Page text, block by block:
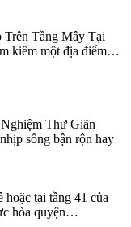
Tầng Mây Tại
kiếm một địa điểm…
Thư Giãn
sống bận rộn hay
tại tầng 41 của
hòa quyện…